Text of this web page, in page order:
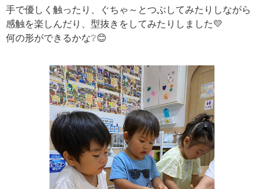
手で優しく触ったり、ぐちゃ～とつぶしてみたりしながら
感触を楽しんだり、型抜きをしてみたりしました💛
何の形ができるかな❔😊